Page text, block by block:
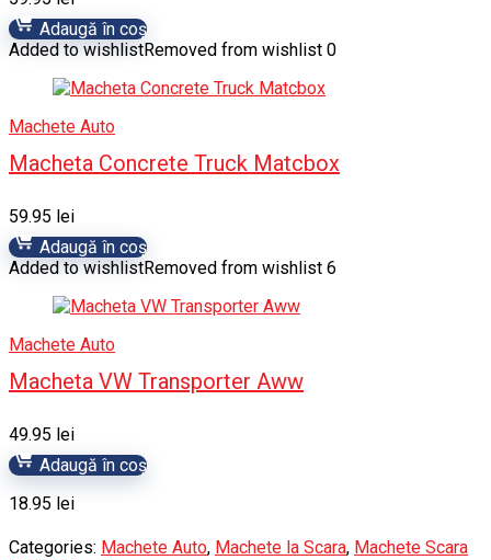
Adaugă în coș
Added to wishlistRemoved from wishlist 0
Machete Auto
Macheta Concrete Truck Matcbox
59.95 lei
Adaugă în coș
Added to wishlistRemoved from wishlist 6
Machete Auto
Macheta VW Transporter Aww
49.95 lei
Adaugă în coș
18.95 lei
Categories: Machete Auto, Machete la Scara, Machete Scara